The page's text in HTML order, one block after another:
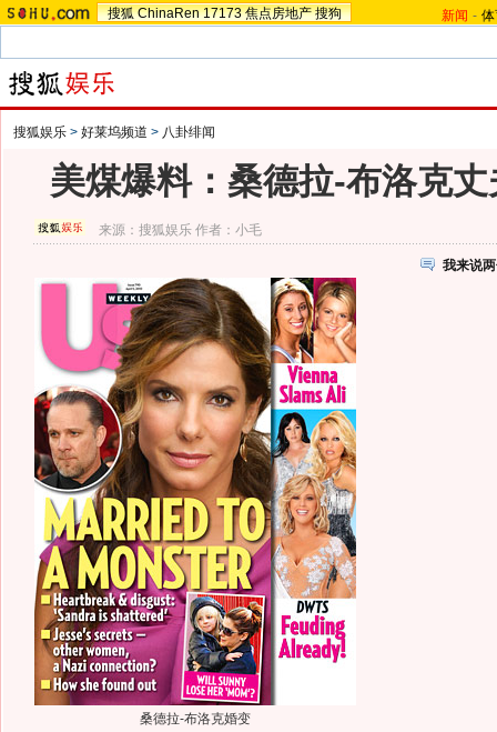
搜狐 ChinaRen 17173 焦点房地产 搜狗 新闻 -
搜狐娱乐 > 好莱坞频道 > 八卦绯闻
美煤爆料：桑德拉-布洛克
来源：搜狐娱乐 作者：小毛
我来说
桑德拉-布洛克婚变